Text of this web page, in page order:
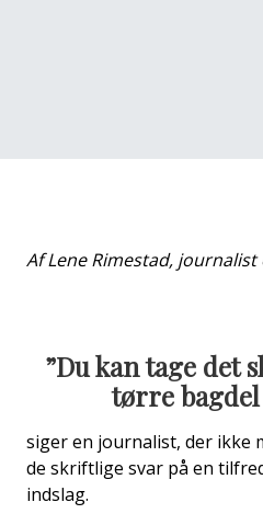
Af Lene Rimestad, journalist
”Du kan tage det
tørre bagdel
siger en journalist, der ikke
de skriftlige svar på en
indslag.